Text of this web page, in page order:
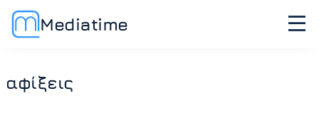
Mediatime
αφίξεις